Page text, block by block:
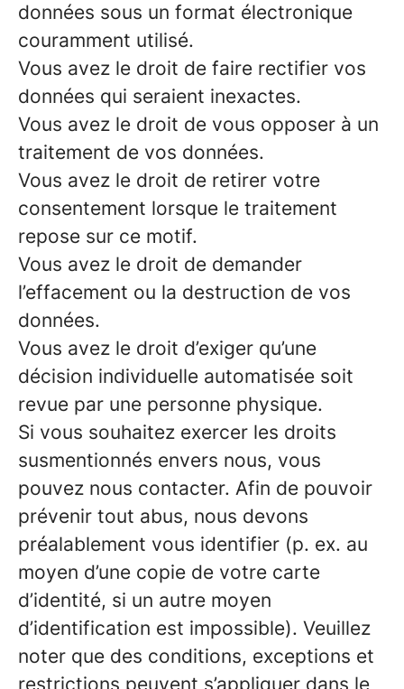
données sous un format électronique
couramment utilisé.
Vous avez le droit de faire rectifier vos
données qui seraient inexactes.
Vous avez le droit de vous opposer à un
traitement de vos données.
Vous avez le droit de retirer votre
consentement lorsque le traitement
repose sur ce motif.
Vous avez le droit de demander
l’effacement ou la destruction de vos
données.
Vous avez le droit d’exiger qu’une
décision individuelle automatisée soit
revue par une personne physique.
Si vous souhaitez exercer les droits
susmentionnés envers nous, vous
pouvez nous contacter. Afin de pouvoir
prévenir tout abus, nous devons
préalablement vous identifier (p. ex. au
moyen d’une copie de votre carte
d’identité, si un autre moyen
d’identification est impossible). Veuillez
noter que des conditions, exceptions et
restrictions peuvent s’appliquer dans le